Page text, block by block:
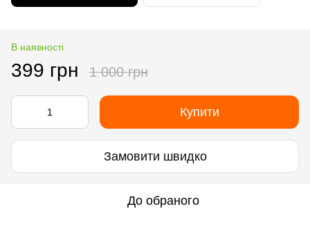
В наявності
399 грн 1 000 грн
Купити
Замовити швидко
До обраного